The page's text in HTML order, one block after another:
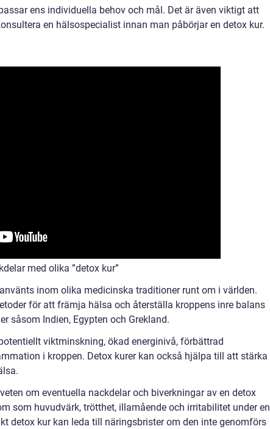
ens individuella behov och mål. Det är även viktigt att
en hälsospecialist innan man påbörjar en detox kur.
med olika ”detox kur”
inom olika medicinska traditioner runt om i världen.
för att främja hälsa och återställa kroppens inre balans
såsom Indien, Egypten och Grekland.
viktminskning, ökad energinivå, förbättrad
i kroppen. Detox kurer kan också hjälpa till att stärka
om eventuella nackdelar och biverkningar av en detox
som huvudvärk, trötthet, illamående och irritabilitet under en
detox kur kan leda till näringsbrister om den inte genomförs